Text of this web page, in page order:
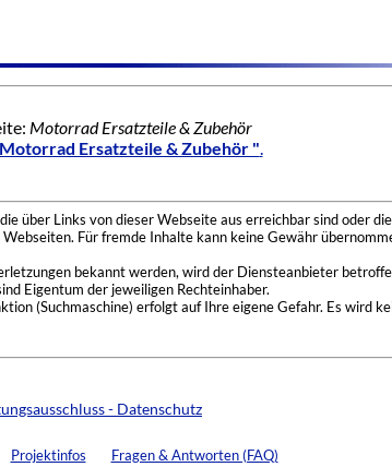
Motorrad Ersatzteile & Zubehör
Ersatzteile & Zubehör ".
Links von dieser Webseite aus erreichbar sind oder
Für fremde Inhalte kann keine Gewähr
bekannt werden, wird der Diensteanbieter
Eigentum der jeweiligen Rechteinhaber.
(Suchmaschine) erfolgt auf Ihre eigene Gefahr. Es wird
- Datenschutz
Projektinfos Fragen & Antworten (FAQ)